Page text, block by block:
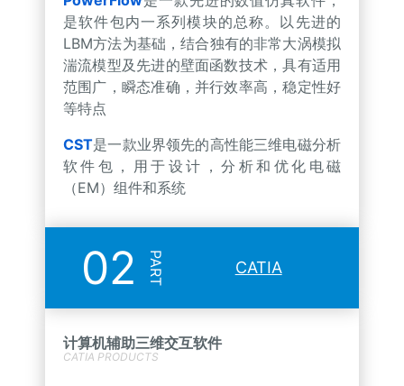
是软件包内一系列模块的总称。以先进的
LBM方法为基础，结合独有的非常大涡模拟
湍流模型及先进的壁面函数技术，具有适用
范围广，瞬态准确，并行效率高，稳定性好
等特点
CST是一款业界领先的高性能三维电磁分析
软件包，用于设计，分析和优化电磁
（EM）组件和系统
02 PART CATIA
计算机辅助三维交互软件
CATIA PRODUCTS